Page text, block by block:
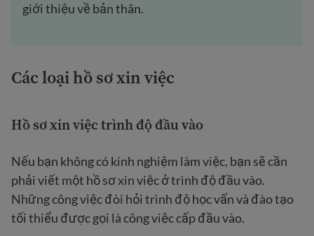
giới thiệu về bản thân.
Các loại hồ sơ xin việc
Hồ sơ xin việc trình độ đầu vào
Nếu bạn không có kinh nghiệm làm việc, bạn sẽ cần
phải viết một hồ sơ xin việc ở trình độ đầu vào.
Những công việc đòi hỏi trình độ học vấn và đào tạo
tối thiểu được gọi là công việc cấp đầu vào.